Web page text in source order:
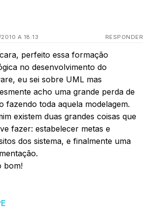
A 18:13 RESPONDER
perfeito essa formação
no desenvolvimento do
eu sei sobre UML mas
acho uma grande perda de
fazendo toda aquela modelagem.
existem duas grandes coisas que
fazer: estabelecer metas e
dos sistema, e finalmente uma
bom!